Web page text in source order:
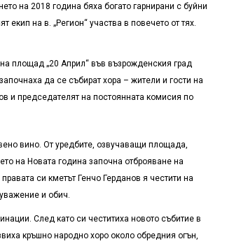
на 2018 година бяха богато гарнирани с буйни
на в. „Регион“ участва в повечето от тях.
площад „20 Април“ във възрожденския град
да се събират хора – жители и гости на
и председателят на постоянната комисия по
вино. От уредбите, озвучаващи площада,
на Новата година започна отброяване на
си кметът Генчо Герданов я честити на
и обич.
След като си честитиха новото събитие в
кръшно народно хоро около обредния огън,